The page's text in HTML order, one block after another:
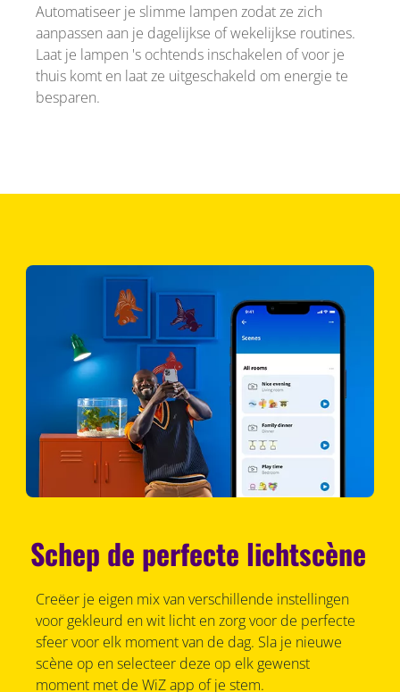
Automatiseer je slimme lampen zodat ze zich
aanpassen aan je dagelijkse of wekelijkse routines.
Laat je lampen 's ochtends inschakelen of voor je
thuis komt en laat ze uitgeschakeld om energie te
besparen.
Schep de perfecte lichtscène
Creëer je eigen mix van verschillende instellingen
voor gekleurd en wit licht en zorg voor de perfecte
sfeer voor elk moment van de dag. Sla je nieuwe
scène op en selecteer deze op elk gewenst
moment met de WiZ app of je stem.